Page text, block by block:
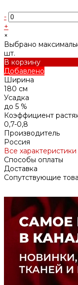
-
+
×
Выбрано
шт.
В корзину
Добавлено
Ширина
180 см
Усадка
до 5 %
Коэффициент
0,7-0,8
Производитель
Россия
Все характеристики
Способы оплаты
Доставка
Сопутствующие